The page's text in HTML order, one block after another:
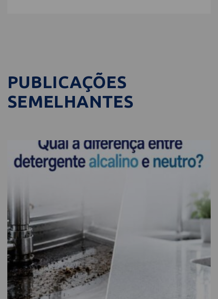
PUBLICAÇÕES
SEMELHANTES